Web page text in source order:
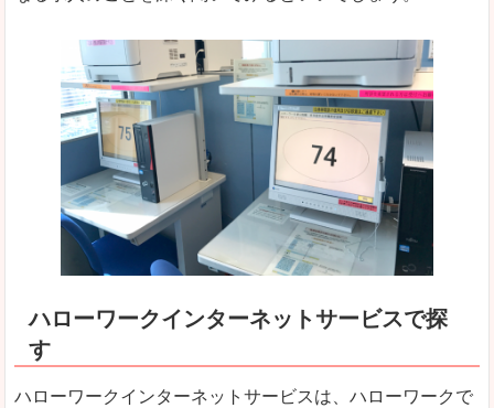
ハローワークインターネットサービスで探
す
ハローワークインターネットサービスは、ハローワークで